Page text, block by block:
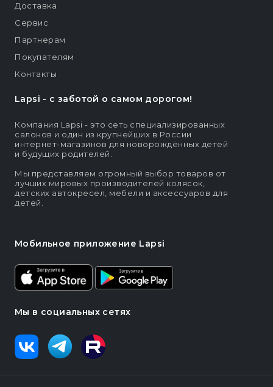
Lapsi - c заботой о самом дорогом!
Компания Lapsi - это сеть специализированных
салонов и один из крупнейших в России
интернет-магазинов для новорождённых детей
и будущих родителей.
Мы представляем огромный выбор товаров от
лучших мировых производителей колясок,
детских автокресел, мебели и аксессуаров для
детей.
Мобильное приложение Lapsi
Мы в социальных сетях
Доставка
Сервис
Партнерам
Покупателям
Контакты